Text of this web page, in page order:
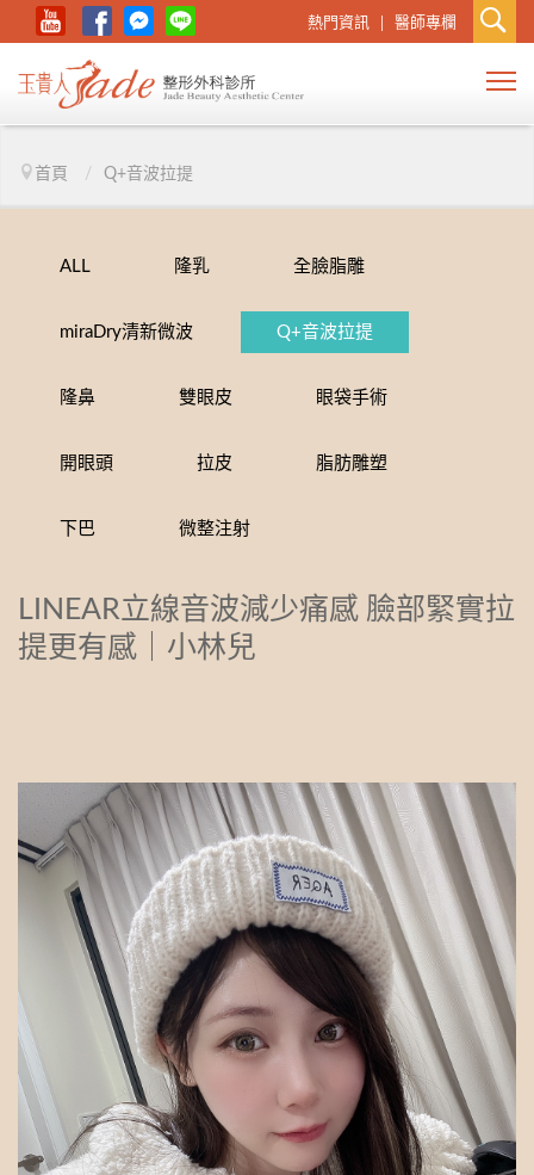
熱門資訊 醫師專欄
首頁 / Q+音波拉提
ALL 隆乳 全臉脂雕
miraDry清新微波 Q+音波拉提
隆鼻 雙眼皮 眼袋手術
開眼頭 拉皮 脂肪雕塑
下巴 微整注射
LINEAR立線音波減少痛感 臉部緊實拉
提更有感｜小林兒